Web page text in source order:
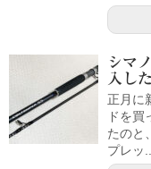
シマ
入した
正月に
ドを
たのと
プレッ...